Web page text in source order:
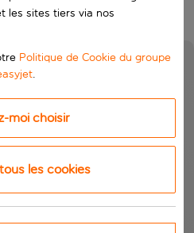
les sites tiers via nos
Politique de Cookie du groupe
.
moi choisir
les cookies